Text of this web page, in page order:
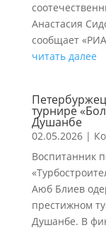
Анастасия
сообщает
читать далее
турнире
Душанбе
02.05.2026|
Воспитанник
Аюб Блиев
престижном
Душанбе. В